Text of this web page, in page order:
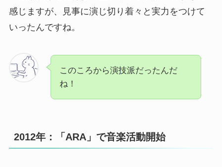
感じますが、見事に演じ切り着々と実力をつけて
いったんですね。
このころから演技派だったんだ
ね！
2012年：「ARA」で音楽活動開始